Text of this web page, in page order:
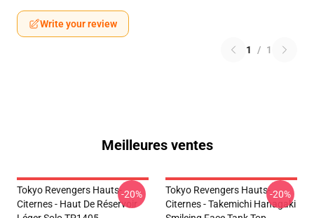
Write your review
1 / 1
Meilleures ventes
Tokyo Revengers Hauts-
Citernes - Haut De Réservoir
-20%
Tokyo Revengers Hauts-
Citernes - Takemichi Hanagaki
-20%